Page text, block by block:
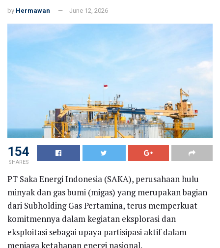
by Hermawan June 12, 2026
154
SHARES
PT Saka Energi Indonesia (SAKA), perusahaan hulu
minyak dan gas bumi (migas) yang merupakan bagian
dari Subholding Gas Pertamina, terus memperkuat
komitmennya dalam kegiatan eksplorasi dan
eksploitasi sebagai upaya partisipasi aktif dalam
menjaga ketahanan energi nasional.